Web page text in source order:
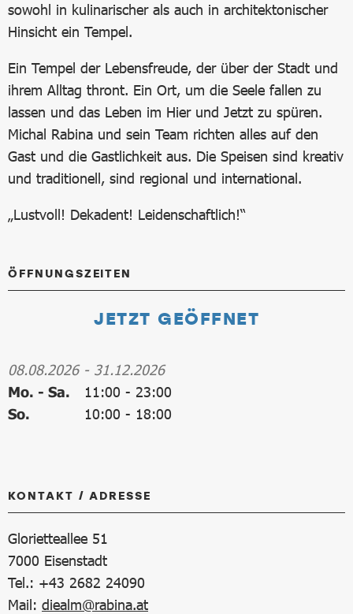
sowohl in kulinarischer als auch in architektonischer
Hinsicht ein Tempel.
Ein Tempel der Lebensfreude, der über der Stadt und
ihrem Alltag thront. Ein Ort, um die Seele fallen zu
lassen und das Leben im Hier und Jetzt zu spüren.
Michal Rabina und sein Team richten alles auf den
Gast und die Gastlichkeit aus. Die Speisen sind kreativ
und traditionell, sind regional und international.
„Lustvoll! Dekadent! Leidenschaftlich!“
ÖFFNUNGSZEITEN
JETZT GEÖFFNET
08.08.2026- 31.12.2026
Mo. - Sa.
11:00 - 23:00
So.
10:00 - 18:00
KONTAKT / ADRESSE
Glorietteallee 51
7000 Eisenstadt
Tel.: +43 2682 24090
Mail: diealm@rabina.at